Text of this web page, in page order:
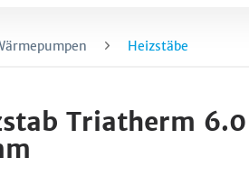
Heizstäbe
Triatherm